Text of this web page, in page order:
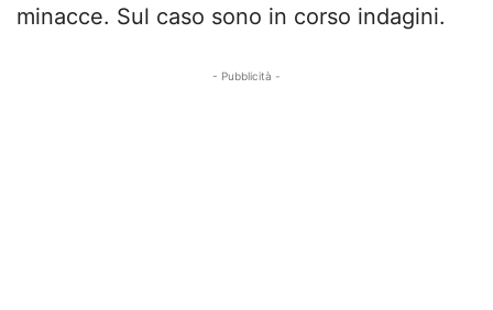
minacce. Sul caso sono in corso indagini.
- Pubblicità -